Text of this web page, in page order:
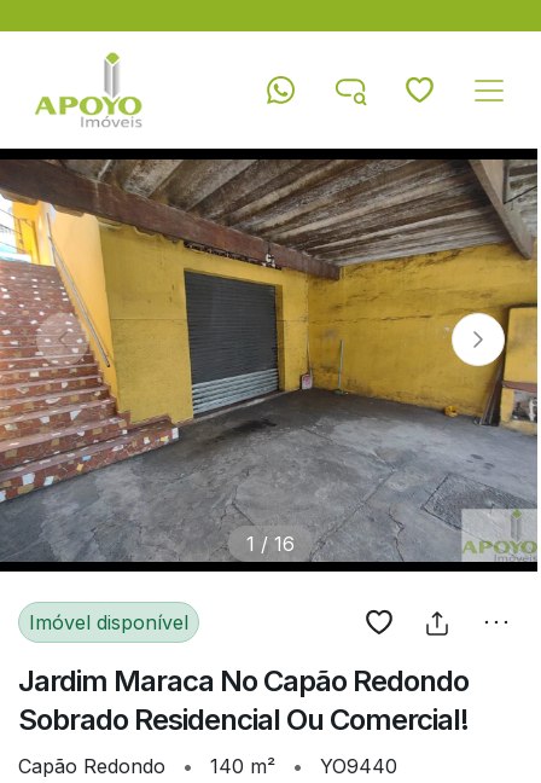
1 / 16
Imóvel disponível
Jardim Maraca No Capão Redondo
Sobrado Residencial Ou Comercial!
Capão Redondo • 140 m² • YO9440